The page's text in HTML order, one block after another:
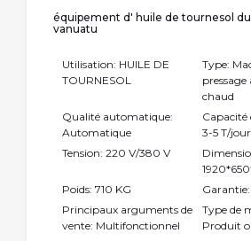
équipement d' huile de tournesol
vanuatu
Utilisation: HUILE DE
TOURNESOL
Type:
pressage
chaud
Qualité automatique:
Automatique
Capacité
3-5 T/jour
Tension: 220 V/380 V
Poids: 710 KG
Garantie:
Principaux arguments de
vente: Multifonctionnel
Type de
Produit